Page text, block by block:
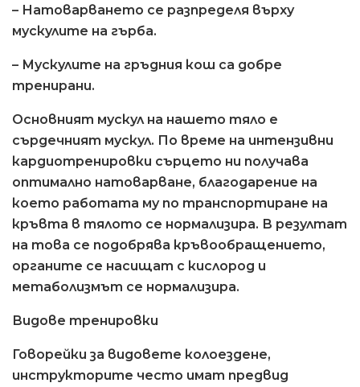
– Натоварването се разпределя върху
мускулите на гърба.
– Мускулите на гръдния кош са добре
тренирани.
Основният мускул на нашето тяло е
сърдечният мускул. По време на интензивни
кардиотренировки сърцето ни получава
оптимално натоварване, благодарение на
което работата му по транспортиране на
кръвта в тялото се нормализира. В резултат
на това се подобрява кръвообращението,
органите се насищат с кислород и
метаболизмът се нормализира.
Видове тренировки
Говорейки за видовете колоездене,
инструкторите често имат предвид